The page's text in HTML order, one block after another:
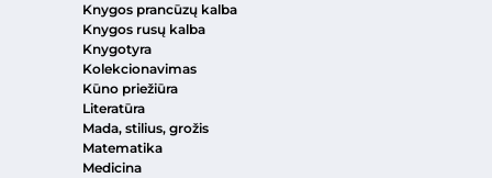
Knygos prancūzų kalba
Knygos rusų kalba
Knygotyra
Kolekcionavimas
Kūno priežiūra
Literatūra
Mada, stilius, grožis
Matematika
Medicina